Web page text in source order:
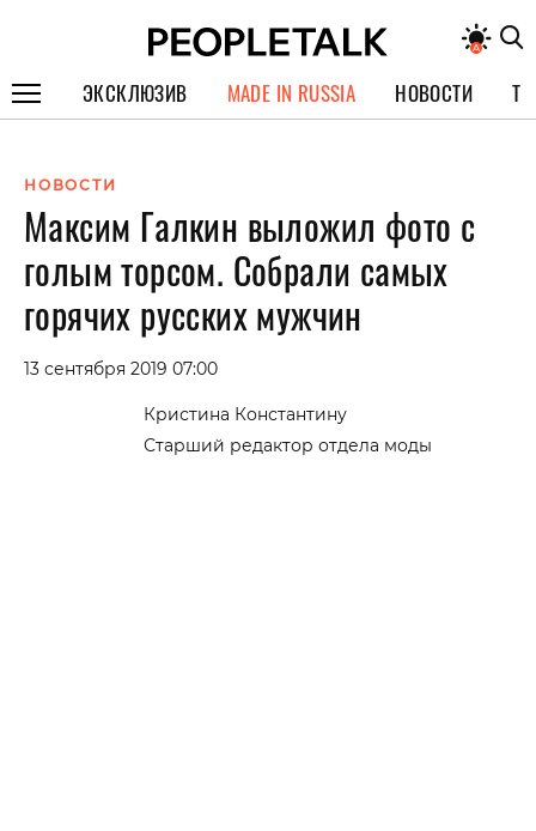
ЭКСКЛЮЗИВ
СПЕЦПРОЕКТЫ
ИНТЕРВЬЮ
ПОКОЛЕНИЕ
MADE IN RUSSIA НОВОСТИ
НОВОСТИ
Максим Галкин выложил фото с
голым торсом. Собрали самых
горячих русских мужчин
13 сентября 2019 07:00
Кристина Константину
Старший редактор отдела моды